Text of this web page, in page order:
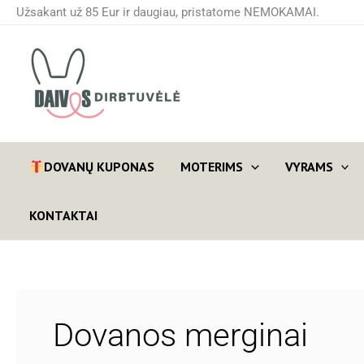
Pereiti
turinio
Užsakant už 85 Eur ir daugiau, pristatome NEMOKAMAI.
DOVANŲ KUPONAS MOTERIMS VYRAMS
KONTAKTAI
Dovanos merginai